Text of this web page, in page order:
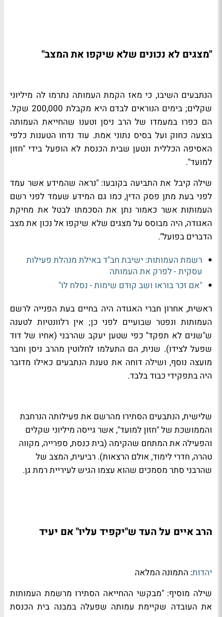
"מצגים לא נכונים שלא שיקפו את המצב"
הנתבעים השיבו, כי מאז הקמת העמותה נתרמו לה מיליוני
שקלים; בימים הנוראים לבדם היא מקבלת 200,000 שקל.
הם כפרו במעמדו של הרב ניסן וטענו שהחייאת העמותה
בוצעה כחוק ועל בסיס נתוני אמת. עוד נדחו הטענות כלפי
האסיפה הכללית ונטען שבית הכנסת לא הופעל בידי "חזון
למועד".
שילה קיבל את התביעה בקובעו: "נראה שהמידע אשר עמד
לפני בעת מתן פסק הדין, כמו גם המידע שעמד לפני רשם
העמותות אשר כאמור נתן את הסכמתו לבטל את מחיקת
האגודה, היה מבוסס על מצגים שלא שיקפו אל נכון את מצב
הדברים בפועל".
רשמת העמותות: ישיבת חב"ד באילת מנהלת פעילות
עסקית - לפרק את העמותה
"אם זכר בוראו ושב קודם שימות - נסלח לו"
ראשית, אחרון חברי האגודה היה בחיים בעת הפנייה לרשם
העמותות ונפטר שבועיים לפני כן; אין רלוונטיות לטענה
ש"שנים לא תפקד" כפי שטען יעקב שהרבני (אחיו של דוד
שפעל לצידו). שנית, הם התעלמו לחלוטין מהרב ניסן וחבר
מועצה נוסף, ושילה דוחה את טענת הנתבעים כאילו מדובר
היה בתפקידי כבוד בלבד.
שלישית, הנתבעים הסתירו מהרשם את פעילותה הנרחבת
והממושכת של "חזון למועד", אשר גייסה מיליוני שקלים
והפעילה את המתחם שהקימה (בית כנסת, ספרייה, מקווה
טהרה, חדרי לימוד, אולם הרצאות). רביעית, המצב של
שהרבני סתר מסמכים שהוא עצמו הגיש לעיריית רמת גן.
הרב איים על העד ש"יקפיד עליו" אם יעיד
יהדות: התמונה המלאה
שילה מוסיף: "מבקשי ההחייאה הסתירו מרשמת העמותות
את העובדה שקיימת עמותה שפעלה במבנה בית הכנסת